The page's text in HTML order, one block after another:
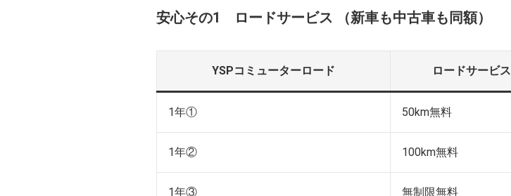
安心その1 ロードサービス （新車も中古車も同額）
YSPコミューターロード ロードサービス
1年① 50km無料
1年② 100km無料
1年③ 無制限無料